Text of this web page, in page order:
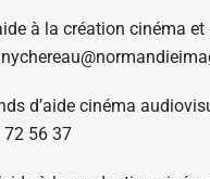
à la création cinéma
d’aide cinéma
72 56 37